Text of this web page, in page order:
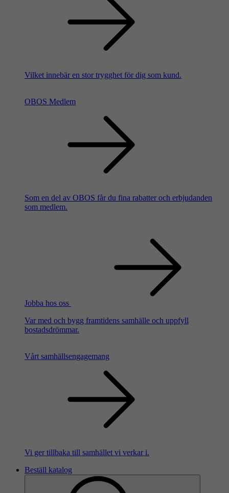
Vilket innebär en stor trygghet för dig som kund.
OBOS Medlem
Som en del av OBOS får du fina rabatter och erbjudanden
som medlem.
Jobba hos oss
Var med och bygg framtidens samhälle och uppfyll
bostadsdrömmar.
Vårt samhällsengagemang
Vi ger tillbaka till samhället vi verkar i.
Beställ katalog